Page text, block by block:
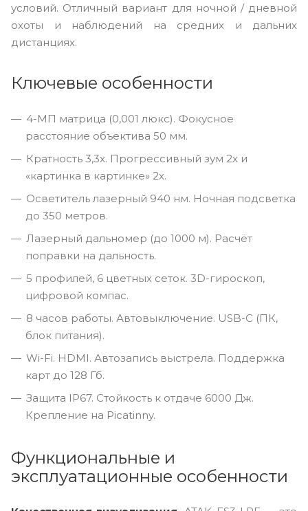
условий. Отличный вариант для ночной / дневной
охоты и наблюдений на средних и дальних
дистанциях.
Ключевые особенности
4-МП матрица (0,001 люкс). Фокусное
расстояние объектива 50 мм.
Кратность 3,3x. Прогрессивный зум 2x и
«картинка в картинке» 2x.
Осветитель лазерный 940 нм. Ночная подсветка
до 350 метров.
Лазерный дальномер (до 1000 м). Расчёт
поправки на дальность.
5 профилей, 6 цветных сеток. 3D-гироскоп,
цифровой компас.
8 часов работы. Автовыключение. USB-C (ПК,
блок питания).
Wi-Fi. HDMI. Автозапись выстрела. Поддержка
карт до 128 Гб.
Защита IP67. Стойкость к отдаче 6000 Дж.
Крепление на Picatinny.
Функциональные и
эксплуатационные особенности